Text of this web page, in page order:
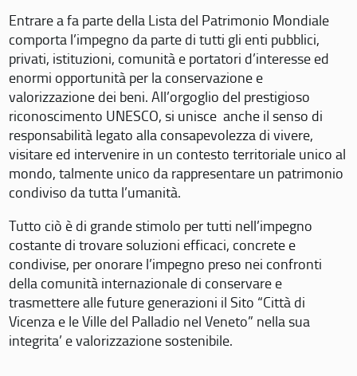
Entrare a fa parte della Lista del Patrimonio Mondiale
comporta l’impegno da parte di tutti gli enti pubblici,
privati, istituzioni, comunità e portatori d’interesse ed
enormi opportunità per la conservazione e
valorizzazione dei beni. All’orgoglio del prestigioso
riconoscimento UNESCO, si unisce anche il senso di
responsabilità legato alla consapevolezza di vivere,
visitare ed intervenire in un contesto territoriale unico al
mondo, talmente unico da rappresentare un patrimonio
condiviso da tutta l’umanità.
Tutto ciò è di grande stimolo per tutti nell’impegno
costante di trovare soluzioni efficaci, concrete e
condivise, per onorare l’impegno preso nei confronti
della comunità internazionale di conservare e
trasmettere alle future generazioni il Sito “Città di
Vicenza e le Ville del Palladio nel Veneto” nella sua
integrita’ e valorizzazione sostenibile.